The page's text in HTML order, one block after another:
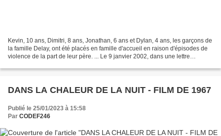
Kevin, 10 ans, Dimitri, 8 ans, Jonathan, 6 ans et Dylan, 4 ans, les garçons de
la famille Delay, ont été placés en famille d'accueil en raison d'épisodes de
violence de la part de leur père. ... Le 9 janvier 2002, dans une lettre
DANS LA CHALEUR DE LA NUIT - FILM DE 1967
Publié le 25/01/2023 à 15:58
Par CODEF246